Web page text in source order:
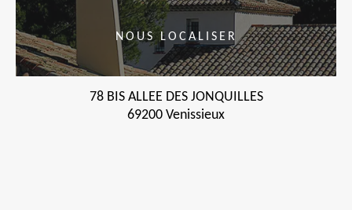
NOUS LOCALISER
78 BIS ALLEE DES JONQUILLES
69200 Venissieux